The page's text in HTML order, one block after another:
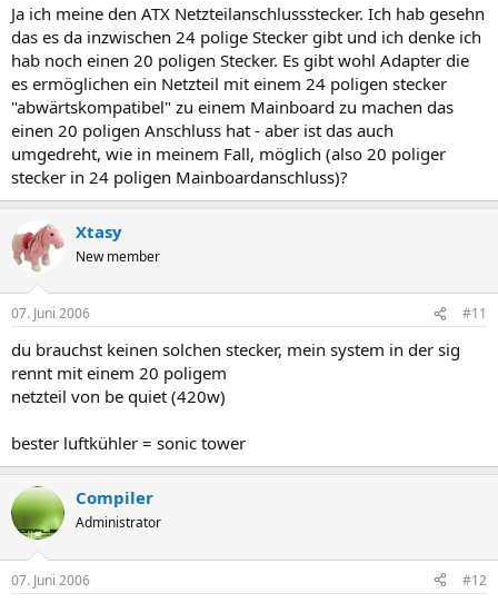
Ja ich meine den ATX Netzteilanschlussstecker. Ich hab gesehn
das es da inzwischen 24 polige Stecker gibt und ich denke ich
hab noch einen 20 poligen Stecker. Es gibt wohl Adapter die
es ermöglichen ein Netzteil mit einem 24 poligen stecker
"abwärtskompatibel" zu einem Mainboard zu machen das
einen 20 poligen Anschluss hat - aber ist das auch
umgedreht, wie in meinem Fall, möglich (also 20 poliger
stecker in 24 poligen Mainboardanschluss)?
Xtasy
New member
07. Juni 2006 #11
du brauchst keinen solchen stecker, mein system in der sig
rennt mit einem 20 poligem
netzteil von be quiet (420w)
bester luftkühler = sonic tower
Compiler
Administrator
07. Juni 2006 #12